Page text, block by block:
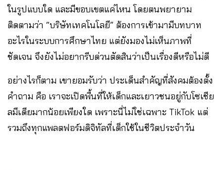
ในรูปแบบใด และมีขอบเขตแค่ไหน โดยตนพยายาม
ติดตามว่า “บริษัทเทคโนโลยี” ต้องการเข้ามามีบทบาท
อะไรในระบบการศึกษาไทย แต่ยังมองไม่เห็นภาพที่
ชัดเจน จึงยังไม่อยากรีบด่วนตัดสินว่าเป็นเรื่องดีหรือไม่ดี
อย่างไรก็ตาม เขายอมรับว่า ประเด็นสำคัญที่สังคมต้องตั้ง
คำถาม คือ เราจะเปิดพื้นที่ให้เด็กและเยาวชนอยู่กับโซเชีย
ลมีเดียมากน้อยเพียงใด เพราะนี่ไม่ใช่เฉพาะ TikTok แต่
รวมถึงทุกแพลตฟอร์มดิจิทัลที่เด็กใช้ในชีวิตประจำวัน